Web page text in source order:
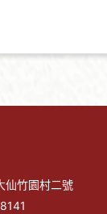
仙竹園村二號